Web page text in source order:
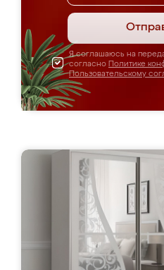
Я соглашаюсь на
согласно Политике
Пользовательскому